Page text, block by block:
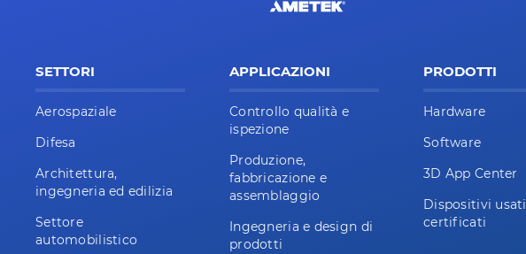
SETTORI
Aerospaziale
Difesa
Architettura,
ingegneria ed edilizia
Settore
automobilistico
APPLICAZIONI
Controllo qualità e
ispezione
Produzione,
fabbricazione e
assemblaggio
Ingegneria e design di
prodotti
PRODOTTI
Hardware
Software
3D App Center
Dispositivi usati
certificati